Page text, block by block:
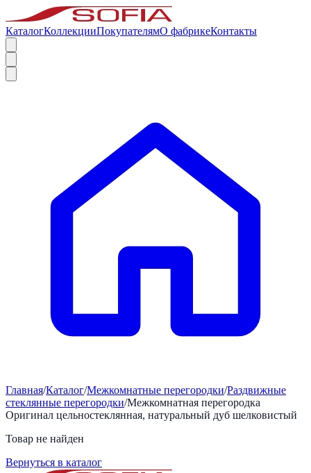
КаталогКоллекцииПокупателямО фабрикеКонтакты
Главная/Каталог/Межкомнатные перегородки/Раздвижные
стеклянные перегородки/Межкомнатная перегородка
Оригинал цельностеклянная, натуральный дуб шелковистый
Товар не найден
Вернуться в каталог